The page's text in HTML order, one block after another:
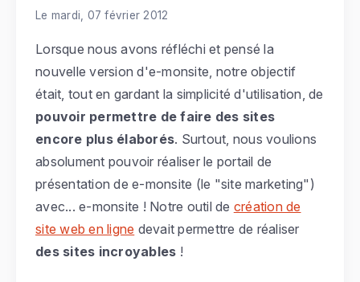
Le mardi, 07 février 2012
Lorsque nous avons réfléchi et pensé la
nouvelle version d'e-monsite, notre objectif
était, tout en gardant la simplicité d'utilisation, de
pouvoir permettre de faire des sites
encore plus élaborés. Surtout, nous voulions
absolument pouvoir réaliser le portail de
présentation de e-monsite (le "site marketing")
avec... e-monsite ! Notre outil de création de
site web en ligne devait permettre de réaliser
des sites incroyables !